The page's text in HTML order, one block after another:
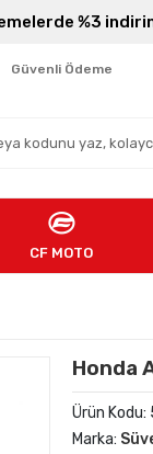
%3
Online Adresi
Güvenli Ödeme
CF MOTO
Honda
Ürün Kodu:
Marka: